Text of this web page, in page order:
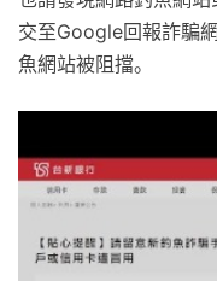
交至Google回報詐騙
魚網站被阻擋。